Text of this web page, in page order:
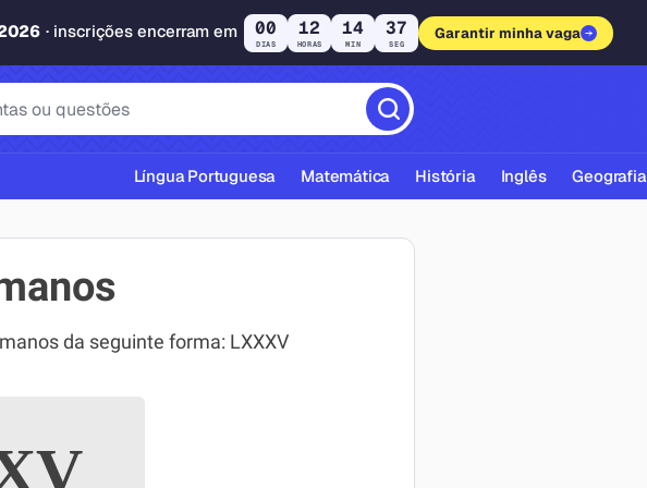
· inscrições encerram em 00
DIAS
12
HORAS
14
MIN
36
SEG
Garantir minha vaga
ABNT
Língua Portuguesa Matemática História Inglês Geografia
da seguinte forma: LXXXV